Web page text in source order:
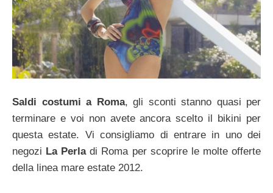
Saldi costumi a Roma, gli sconti stanno quasi per
terminare e voi non avete ancora scelto il bikini per
questa estate. Vi consigliamo di entrare in uno dei
negozi La Perladi Roma per scoprire le molte offerte
della linea mare estate 2012.